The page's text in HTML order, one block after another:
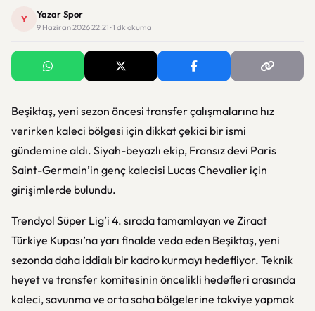
Y Yazar Spor
9 Haziran 2026 22:21 · 1 dk okuma
Beşiktaş, yeni sezon öncesi transfer çalışmalarına hız
verirken kaleci bölgesi için dikkat çekici bir ismi
gündemine aldı. Siyah-beyazlı ekip, Fransız devi Paris
Saint-Germain’in genç kalecisi Lucas Chevalier için
girişimlerde bulundu.
Trendyol Süper Lig’i 4. sırada tamamlayan ve Ziraat
Türkiye Kupası’na yarı finalde veda eden Beşiktaş, yeni
sezonda daha iddialı bir kadro kurmayı hedefliyor. Teknik
heyet ve transfer komitesinin öncelikli hedefleri arasında
kaleci, savunma ve orta saha bölgelerine takviye yapmak